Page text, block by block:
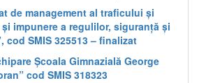
de management al traficului și
impunere a regulilor, siguranță și
cod SMIS 325513 – finalizat
Școala Gimnazială George
cod SMIS 318323